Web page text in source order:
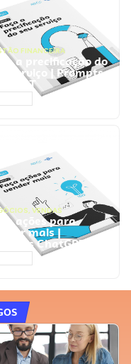
FINANCEIRA
a precificação do
serviço | Prompts
, VENDAS
ações para
mais |
ChatGPT